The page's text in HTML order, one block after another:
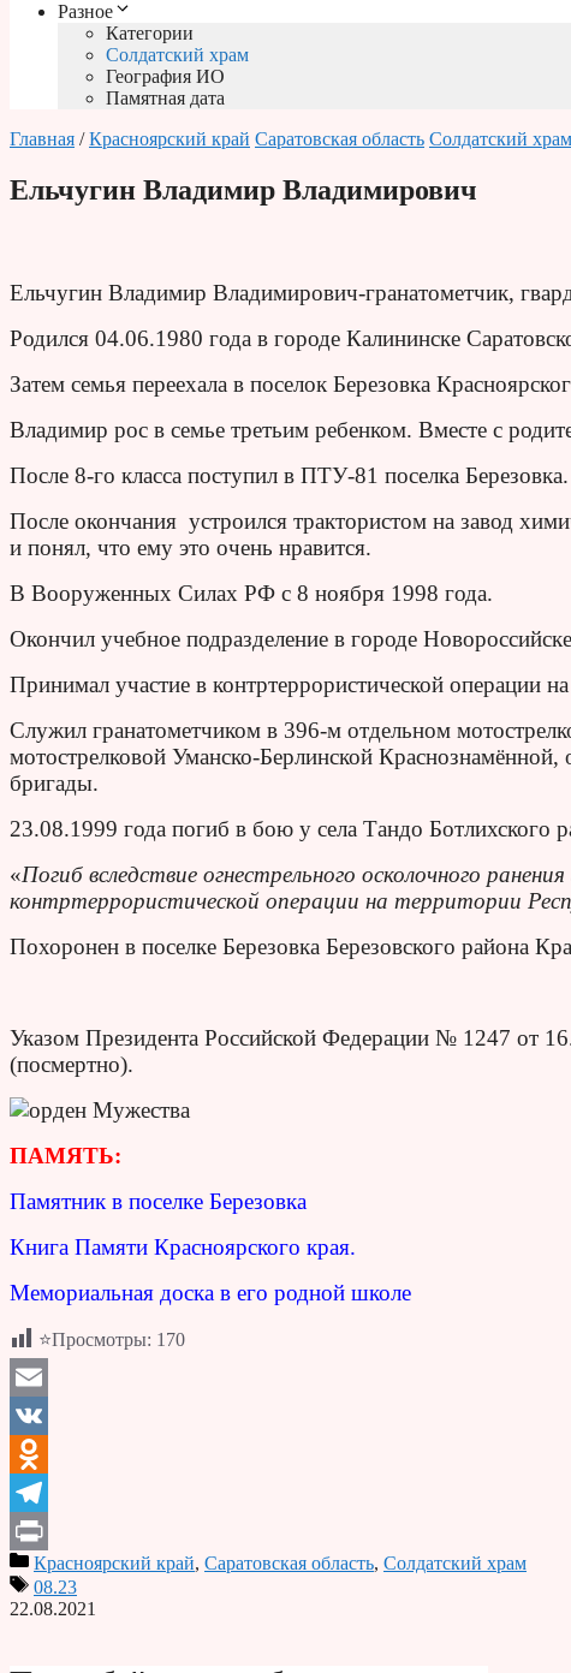
Разное
Категории
Солдатский храм
География ИО
Памятная дата
Главная /Красноярский край Саратовская область Солдатский храм
Ельчугин Владимир Владимирович
Ельчугин Владимир Владимирович-гранатометчик,
Родился 04.06.1980 года в городе Калининске
Затем семья переехала в поселок Березовка
Владимир рос в семье третьим ребенком. Вместе с
После 8-го класса поступил в ПТУ-81 поселка Бе­резовка.
После окончания устроился трактористом на завод
и понял, что ему это очень нравится.
В Вооруженных Силах РФ с 8 ноября 1998 года.
Окончил учебное подразделение в городе
Принимал участие в контртеррористической операции
Служил гранатометчиком в 396-м отдельном
мотострелковой Уманско-Берлинской
бригады.
23.08.1999 года погиб в бою у села Тандо Ботлихского
«Погиб вследствие огнестрельного осколочного
контртеррористической операции на территории
Похоронен в поселке Березовка Березовского района
Указом Президента Российской Федерации № 1247 от
(посмертно).
ПАМЯТЬ:
Памятник в поселке Березовка
Книга Памяти Красноярского края.
Мемориальная доска в его родной школе
⭐Просмотры: 170
Email
VK
Odnoklassniki
Telegram
PrintКрасноярский край, Саратовская область, Солдатский храм
08.23
22.08.2021